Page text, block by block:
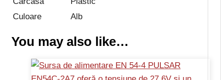
Culoare
Alb
You may also like…